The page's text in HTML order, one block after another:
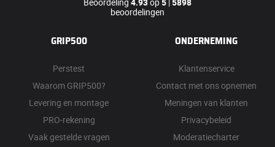
beoordelingen
GRIP500
Perstest
Waarom GRIP500?
Levering en montage
PRO-rekening
Vaak gestelde vragen
ONDERNEMING
Klantenservice
Contact met ons opnemen
Meningen van klanten
Privacybeleid
Moderatiecharter